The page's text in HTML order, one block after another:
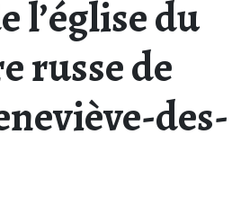
l’église du
russe de
des-